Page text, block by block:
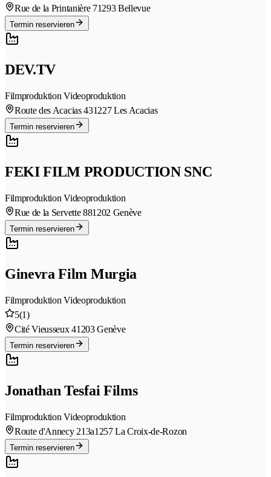
Rue de la Printanière 71293 Bellevue
Termin reservieren
DEV.TV
Filmproduktion Videoproduktion
Route des Acacias 431227 Les Acacias
Termin reservieren
FEKI FILM PRODUCTION SNC
Filmproduktion Videoproduktion
Rue de la Servette 881202 Genève
Termin reservieren
Ginevra Film Murgia
Filmproduktion Videoproduktion
5(1)
Cité Vieusseux 41203 Genève
Termin reservieren
Jonathan Tesfai Films
Filmproduktion Videoproduktion
Route d'Annecy 213a1257 La Croix-de-Rozon
Termin reservieren